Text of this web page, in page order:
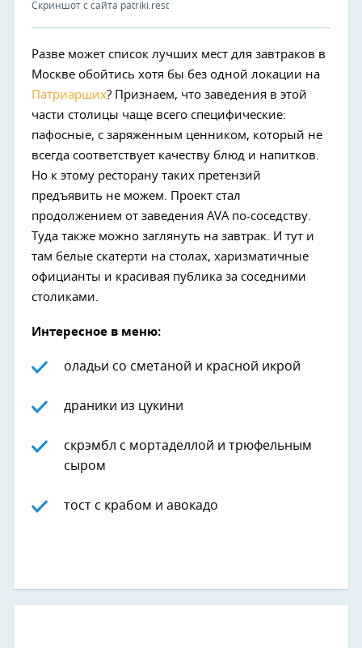
Скриншот с сайта patriki.rest
Разве может список лучших мест для завтраков в
Москве обойтись хотя бы без одной локации на
Патриарших? Признаем, что заведения в этой
части столицы чаще всего специфические:
пафосные, с заряженным ценником, который не
всегда соответствует качеству блюд и напитков.
Но к этому ресторану таких претензий
предъявить не можем. Проект стал
продолжением от заведения AVA по-соседству.
Туда также можно заглянуть на завтрак. И тут и
там белые скатерти на столах, харизматичные
официанты и красивая публика за соседними
столиками.
Интересное в меню:
оладьи со сметаной и красной икрой
драники из цукини
скрэмбл с мортаделлой и трюфельным
сыром
тост с крабом и авокадо